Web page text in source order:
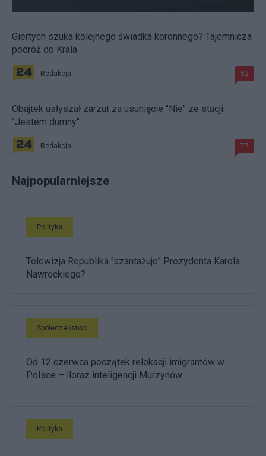
Giertych szuka kolejnego świadka koronnego? Tajemnicza
podróż do Krala
Redakcja 52
Obajtek usłyszał zarzut za usunięcie "Nie" ze stacji.
"Jestem dumny"
Redakcja 77
Najpopularniejsze
Polityka
Telewizja Republika "szantażuje" Prezydenta Karola
Nawrockiego?
Społeczeństwo
Od 12 czerwca początek relokacji imigrantów w
Polsce – iloraz inteligencji Murzynów
Polityka